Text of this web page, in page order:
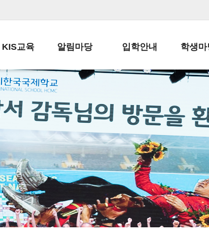
KIS교육
교육목표
학사일정
일과시간표
성과평가자료
알림마당
공지사항
납부금 안내
스쿨버스 운행 안내
급식안내
서식자료실
학부모방
정기고사 기출문제
입학안내
전-편입 서류양식
입학금/수업료
교복구입안내
학생마
학생생활
학교신문
자율진로
유초등 소